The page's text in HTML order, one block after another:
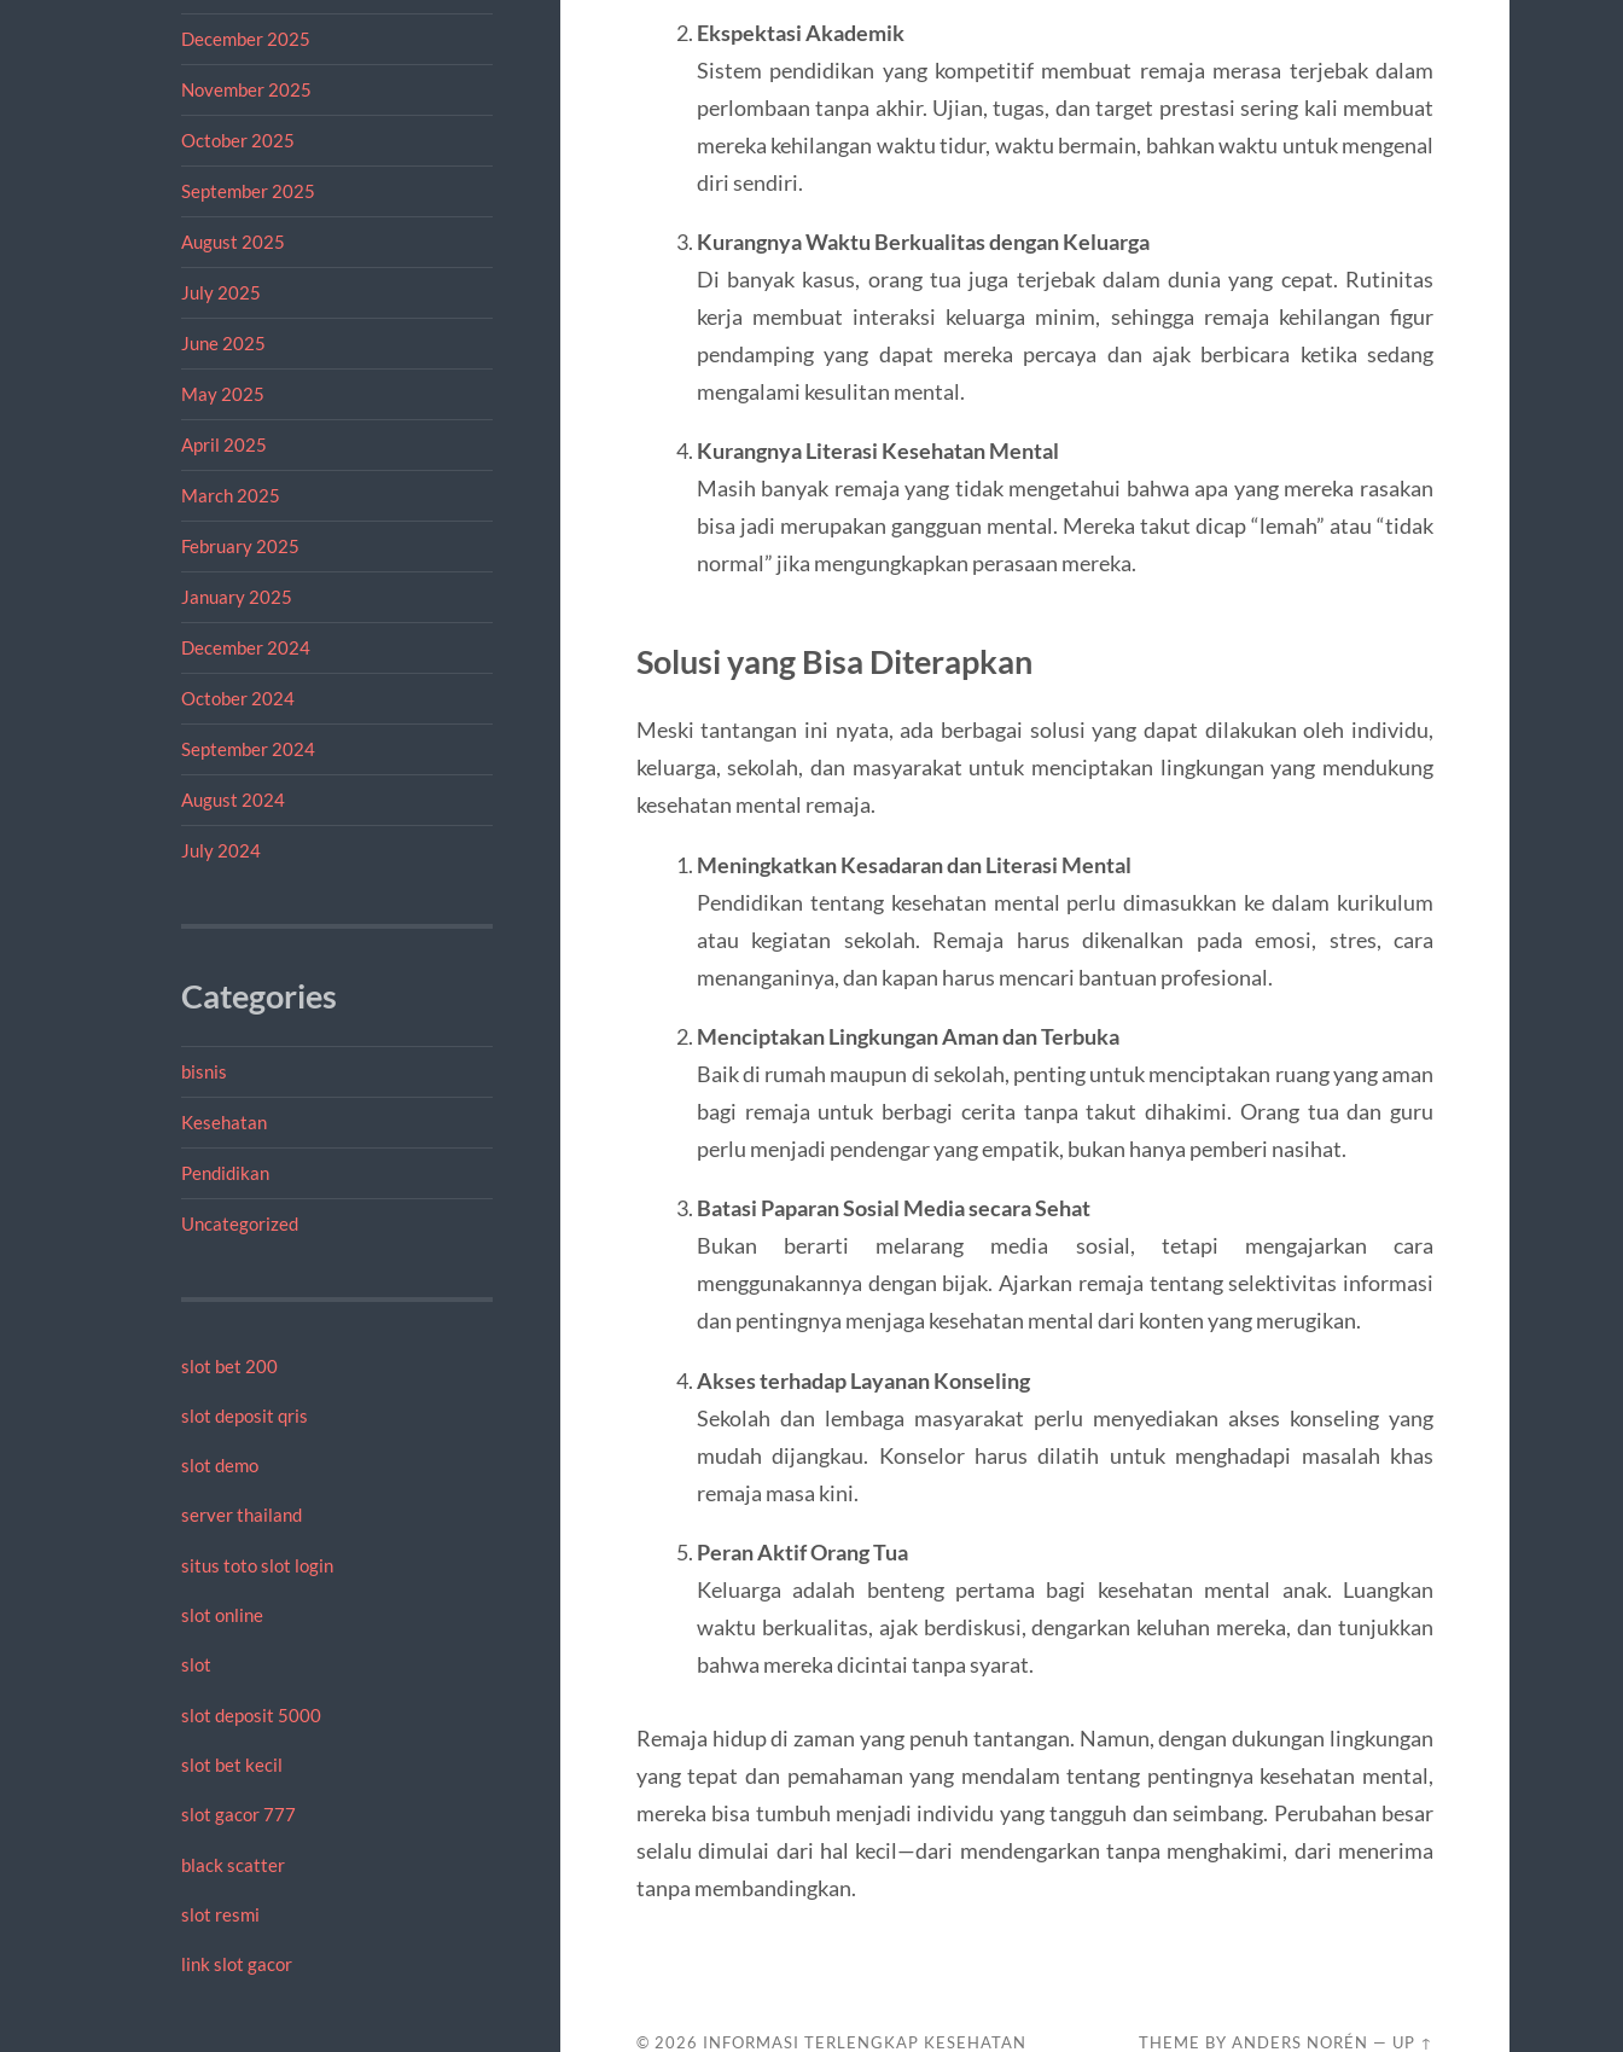
December 2025
November 2025
October 2025
September 2025
August 2025
July 2025
June 2025
May 2025
April 2025
March 2025
February 2025
January 2025
December 2024
October 2024
September 2024
August 2024
July 2024
Categories
bisnis
Kesehatan
Pendidikan
Uncategorized
slot bet 200
slot deposit qris
slot demo
server thailand
situs toto slot login
slot online
slot
slot deposit 5000
slot bet kecil
slot gacor 777
black scatter
slot resmi
link slot gacor
Ekspektasi Akademik
Sistem pendidikan yang kompetitif membuat remaja merasa terjebak dalam
perlombaan tanpa akhir. Ujian, tugas, dan target prestasi sering kali membuat
mereka kehilangan waktu tidur, waktu bermain, bahkan waktu untuk mengenal
diri sendiri.
Kurangnya Waktu Berkualitas dengan Keluarga
Di banyak kasus, orang tua juga terjebak dalam dunia yang cepat. Rutinitas
kerja membuat interaksi keluarga minim, sehingga remaja kehilangan figur
pendamping yang dapat mereka percaya dan ajak berbicara ketika sedang
mengalami kesulitan mental.
Kurangnya Literasi Kesehatan Mental
Masih banyak remaja yang tidak mengetahui bahwa apa yang mereka rasakan
bisa jadi merupakan gangguan mental. Mereka takut dicap “lemah” atau “tidak
normal” jika mengungkapkan perasaan mereka.
Solusi yang Bisa Diterapkan
Meski tantangan ini nyata, ada berbagai solusi yang dapat dilakukan oleh individu,
keluarga, sekolah, dan masyarakat untuk menciptakan lingkungan yang mendukung
kesehatan mental remaja.
Meningkatkan Kesadaran dan Literasi Mental
Pendidikan tentang kesehatan mental perlu dimasukkan ke dalam kurikulum
atau kegiatan sekolah. Remaja harus dikenalkan pada emosi, stres, cara
menanganinya, dan kapan harus mencari bantuan profesional.
Menciptakan Lingkungan Aman dan Terbuka
Baik di rumah maupun di sekolah, penting untuk menciptakan ruang yang aman
bagi remaja untuk berbagi cerita tanpa takut dihakimi. Orang tua dan guru
perlu menjadi pendengar yang empatik, bukan hanya pemberi nasihat.
Batasi Paparan Sosial Media secara Sehat
Bukan berarti melarang media sosial, tetapi mengajarkan cara
menggunakannya dengan bijak. Ajarkan remaja tentang selektivitas informasi
dan pentingnya menjaga kesehatan mental dari konten yang merugikan.
Akses terhadap Layanan Konseling
Sekolah dan lembaga masyarakat perlu menyediakan akses konseling yang
mudah dijangkau. Konselor harus dilatih untuk menghadapi masalah khas
remaja masa kini.
Peran Aktif Orang Tua
Keluarga adalah benteng pertama bagi kesehatan mental anak. Luangkan
waktu berkualitas, ajak berdiskusi, dengarkan keluhan mereka, dan tunjukkan
bahwa mereka dicintai tanpa syarat.
Remaja hidup di zaman yang penuh tantangan. Namun, dengan dukungan lingkungan
yang tepat dan pemahaman yang mendalam tentang pentingnya kesehatan mental,
mereka bisa tumbuh menjadi individu yang tangguh dan seimbang. Perubahan besar
selalu dimulai dari hal kecil—dari mendengarkan tanpa menghakimi, dari menerima
tanpa membandingkan.
© 2026 INFORMASI TERLENGKAP KESEHATAN THEME BYANDERS NORÉN — UP ↑